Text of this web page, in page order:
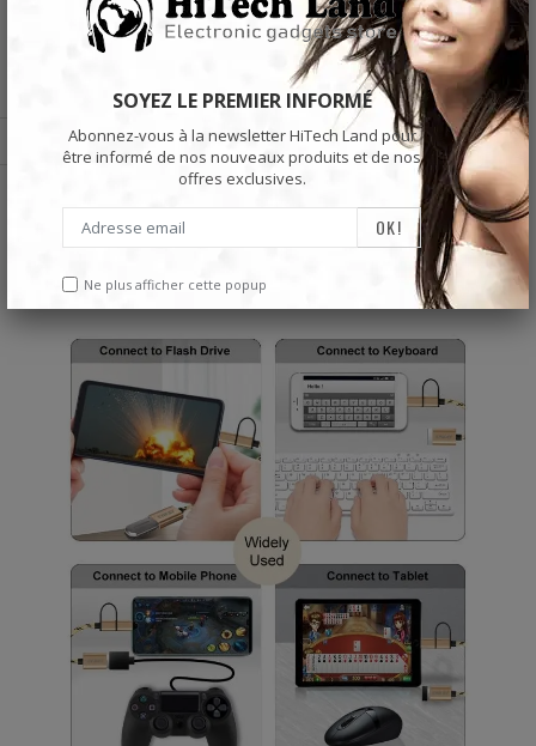
SOYEZ LE PREMIER INFORMÉ
Abonnez-vous à la newsletter HiTech Land pour
être informé de nos nouveaux produits et de nos
offres exclusives.
Ne plus afficher cette popup